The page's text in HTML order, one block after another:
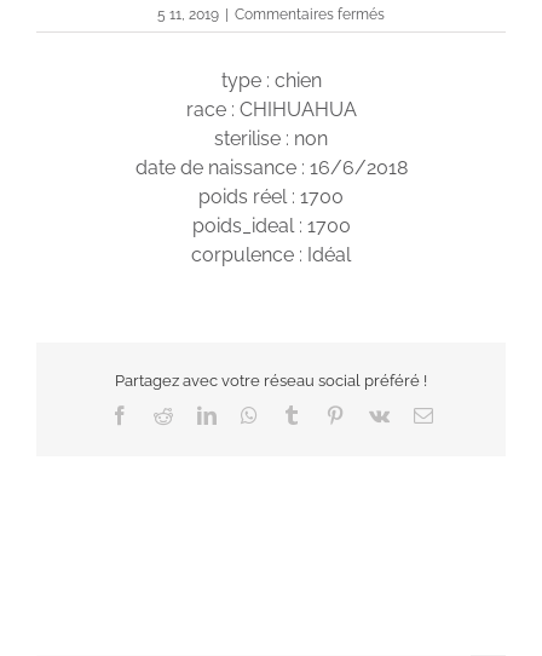
5 11, 2019 Commentaires ferméssur
O’Maya
type : chien
race : CHIHUAHUA
sterilise : non
date de naissance : 16/6/2018
poids réel : 1700
poids_ideal : 1700
corpulence : Idéal
Partagez avec votre réseau social préféré !
Facebook
RedditLinkedInWhatsApp
Tumblr Pinterest
Vk Email